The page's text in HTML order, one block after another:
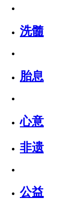
洗髓
胎息
心意
非遗
公益